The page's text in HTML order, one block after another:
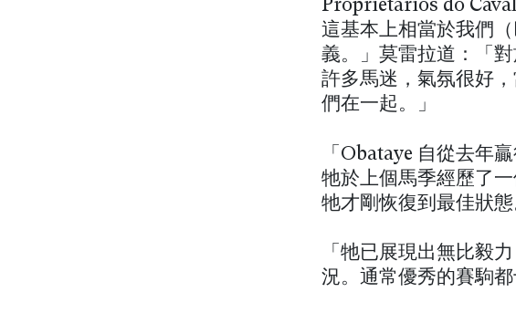
Proprietários do
這基本上相當於我們
義。」莫雷拉道：「
許多馬迷，氣氛很好
們在一起。」
「Obataye 自從去年
牠於上個馬季經歷了
牠才剛恢復到最佳狀態
「牠已展現出無比毅
況。通常優秀的賽駒